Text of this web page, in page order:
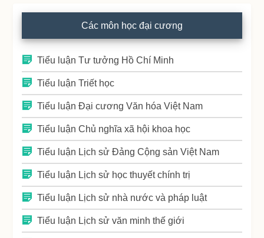
Các môn học đại cương
Tiểu luận Tư tưởng Hồ Chí Minh
Tiểu luận Triết học
Tiểu luận Đại cương Văn hóa Việt Nam
Tiểu luận Chủ nghĩa xã hội khoa học
Tiểu luận Lịch sử Đảng Cộng sản Việt Nam
Tiểu luận Lịch sử học thuyết chính trị
Tiểu luận Lịch sử nhà nước và pháp luật
Tiểu luận Lịch sử văn minh thế giới